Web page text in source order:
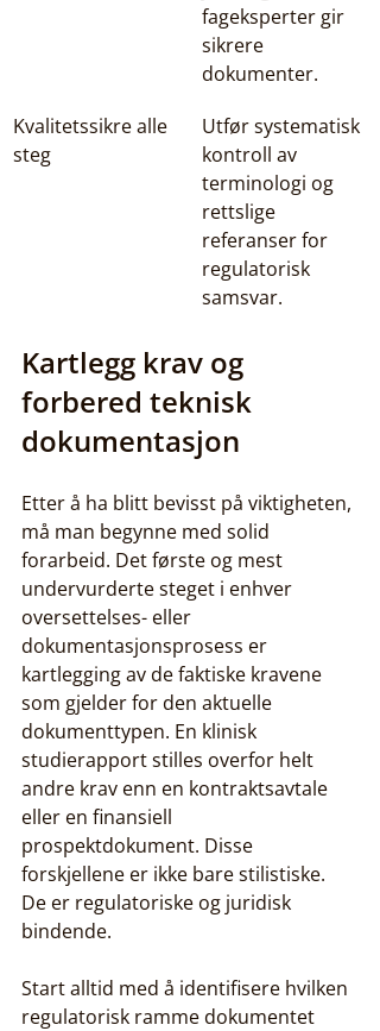
fageksperter gir
sikrere
dokumenter.
Kvalitetssikre alle
steg
Utfør systematisk
kontroll av
terminologi og
rettslige
referanser for
regulatorisk
samsvar.
Kartlegg krav og
forbered teknisk
dokumentasjon
Etter å ha blitt bevisst på viktigheten,
må man begynne med solid
forarbeid. Det første og mest
undervurderte steget i enhver
oversettelses- eller
dokumentasjonsprosess er
kartlegging av de faktiske kravene
som gjelder for den aktuelle
dokumenttypen. En klinisk
studierapport stilles overfor helt
andre krav enn en kontraktsavtale
eller en finansiell
prospektdokument. Disse
forskjellene er ikke bare stilistiske.
De er regulatoriske og juridisk
bindende.
Start alltid med å identifisere hvilken
regulatorisk ramme dokumentet